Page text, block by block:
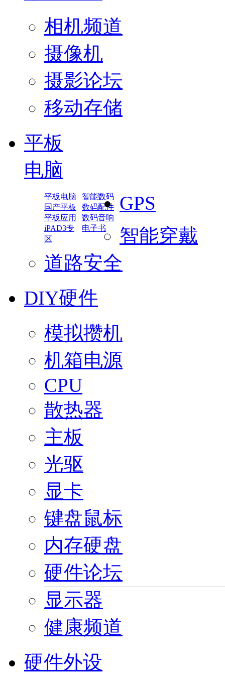
相机频道
摄像机
摄影论坛
移动存储
平板
电脑
平板电脑
智能数码
国产平板
数码配件
平板应用
数码音响
iPAD3专
区
电子书
GPS
智能穿戴
道路安全
DIY硬件
模拟攒机
机箱电源
CPU
散热器
主板
光驱
显卡
键盘鼠标
内存硬盘
硬件论坛
显示器
健康频道
硬件外设